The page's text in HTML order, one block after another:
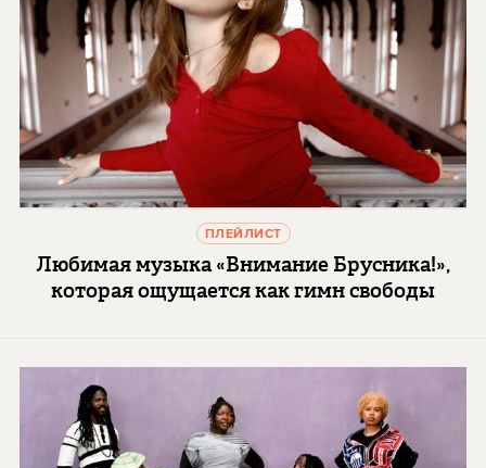
ПЛЕЙЛИСТ
Любимая музыка «Внимание Брусника!»,
которая ощущается как гимн свободы